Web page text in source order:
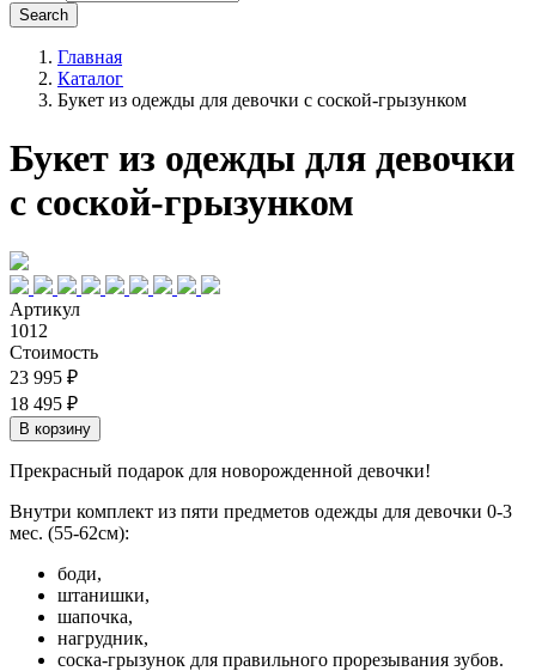
Главная
Каталог
Букет из одежды для девочки с соской-грызунком
Букет из одежды для девочки
с соской-грызунком
Артикул
1012
Стоимость
23 995 ₽
18 495 ₽
Прекрасный подарок для новорожденной девочки!
Внутри комплект из пяти предметов одежды для девочки 0-3
мес. (55-62см):
боди,
штанишки,
шапочка,
нагрудник,
соска-грызунок для правильного прорезывания зубов.